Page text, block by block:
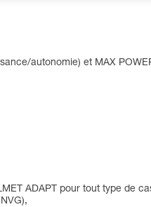
autonomie) et MAX
ADAPT pour tout type de